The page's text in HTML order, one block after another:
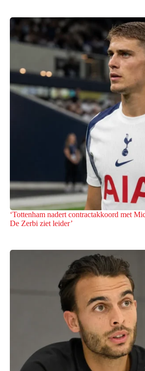
‘Tottenham nadert contractakkoord met
De Zerbi ziet leider’